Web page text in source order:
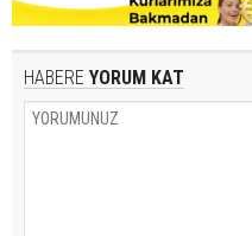
HABERE YORUM KAT